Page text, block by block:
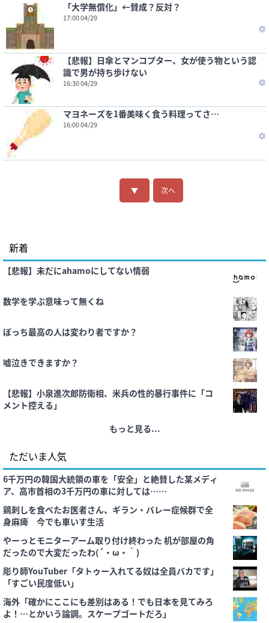
「大学無償化」←賛成？反対？
17:00 04/29
【悲報】日傘とマンコプター、女が使う物という認
識で男が持ち歩けない
16:30 04/29
マヨネーズを1番美味く食う料理ってさ…
16:00 04/29
▼ 次へ
新着
【悲報】未だにahamoにしてない情弱
数学を学ぶ意味って無くね
ぼっち最高の人は変わり者ですか？
嘘泣きできますか？
【悲報】小泉進次郎防衛相、米兵の性的暴行事件に「コ
メント控える」
もっと見る...
ただいま人気
6千万円の韓国大統領の車を「安全」と絶賛した某メディ
ア、高市首相の3千万円の車に対しては……
鶏刺しを食べたお医者さん、ギラン・バレー症候群で全
身麻痺 今でも車いす生活
やーっとモニターアーム取り付け終わった 机が部屋の角
だったので大変だったわ(´・ω・｀)
彫り師YouTuber「タトゥー入れてる奴は全員バカです」
「すごい民度低い」
海外「確かにここにも差別はある！でも日本を見てみろ
よ！…とかいう論調。スケープゴートだろ」